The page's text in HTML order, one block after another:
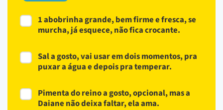
1 abobrinha grande, bem firme e fresca, se
murcha, já esquece, não fica crocante.
Sal a gosto, vai usar em dois momentos, pra
puxar a água e depois pra temperar.
Pimenta do reino a gosto, opcional, mas a
Daiane não deixa faltar, ela ama.